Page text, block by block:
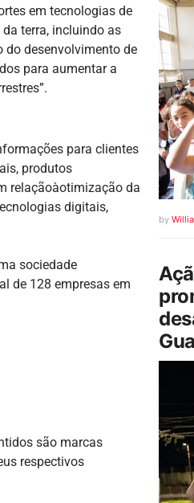
em tecnologias de
terra, incluindo as
do desenvolvimento de
para aumentar a
para clientes
produtos
relaçãoàotimização da
digitais,
sociedade
de 128 empresas em
são marcas
respectivos
by